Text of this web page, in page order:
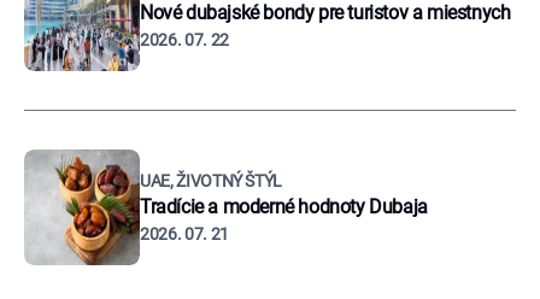
Nové dubajské bondy pre turistov a miestnych
2026. 07. 22
UAE, ŽIVOTNÝ ŠTÝL
Tradície a moderné hodnoty Dubaja
2026. 07. 21